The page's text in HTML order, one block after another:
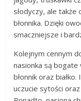
słodyczy, ale także
błonnika. Dzięki
smaczniejsze i
Kolejnym cennym
nasionka są
błonnik oraz
uczucie sytości